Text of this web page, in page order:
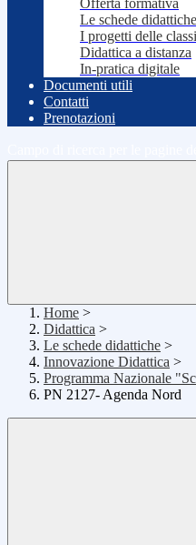
Offerta formativa
Le schede didattiche
I progetti delle classi
Didattica a distanza
In-pratica digitale
Documenti utili
Contatti
Prenotazioni
Home >
Didattica >
Le schede didattiche >
Innovazione Didattica >
Programma Nazionale
PN 2127- Agenda Nord